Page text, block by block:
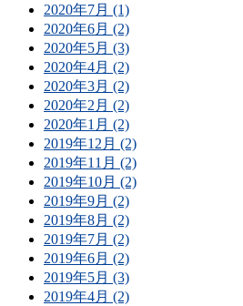
2020年7月 (1)
2020年6月 (2)
2020年5月 (3)
2020年4月 (2)
2020年3月 (2)
2020年2月 (2)
2020年1月 (2)
2019年12月 (2)
2019年11月 (2)
2019年10月 (2)
2019年9月 (2)
2019年8月 (2)
2019年7月 (2)
2019年6月 (2)
2019年5月 (3)
2019年4月 (2)